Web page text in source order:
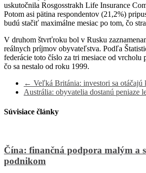
uskutočnila Rosgosstrakh Life Insurance
Potom asi pätina respondentov (21,2%)
budú stačiť maximálne mesiac po tom, čo
V druhom štvrťroku bol v Rusku
reálnych príjmov obyvateľstva. Podľa
federácie toto číslo za tri mesiace od vrcholu
čo sa nestalo od roku 1999.
← Veľká Británia: investori sa otáčajú
Austrália: obyvatelia dostanú peniaze
Súvisiace články
Čína: finančná podpora malým a
podnikom